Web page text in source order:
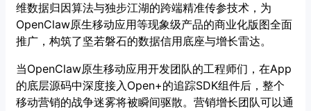
维数据归因算法与独步江湖的跨端精准传参技术，为
OpenClaw原生移动应用等现象级产品的商业化版图全面
推广，构筑了坚若磐石的数据信用底座与增长雷达。
当OpenClaw原生移动应用开发团队的工程师们，在App
的底层源码中深度接入Open+的追踪SDK组件后，整个
移动营销的战争迷雾将被瞬间驱散。营销增长团队可以通